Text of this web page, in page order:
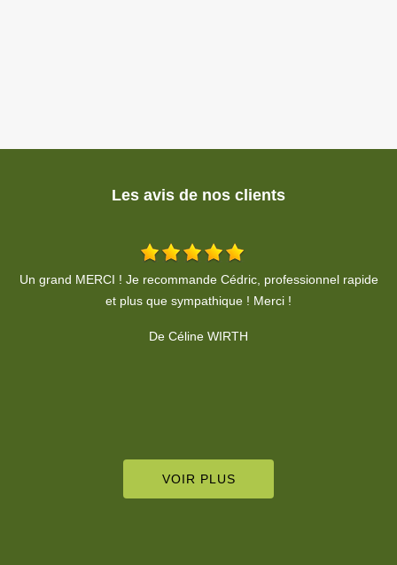
Les avis de nos clients
Travail soigné, propre et très rapide pour la taille de ma haie. Un
vrai professionnel que je recommande vivement pour son sérieux
VOIR PLUS